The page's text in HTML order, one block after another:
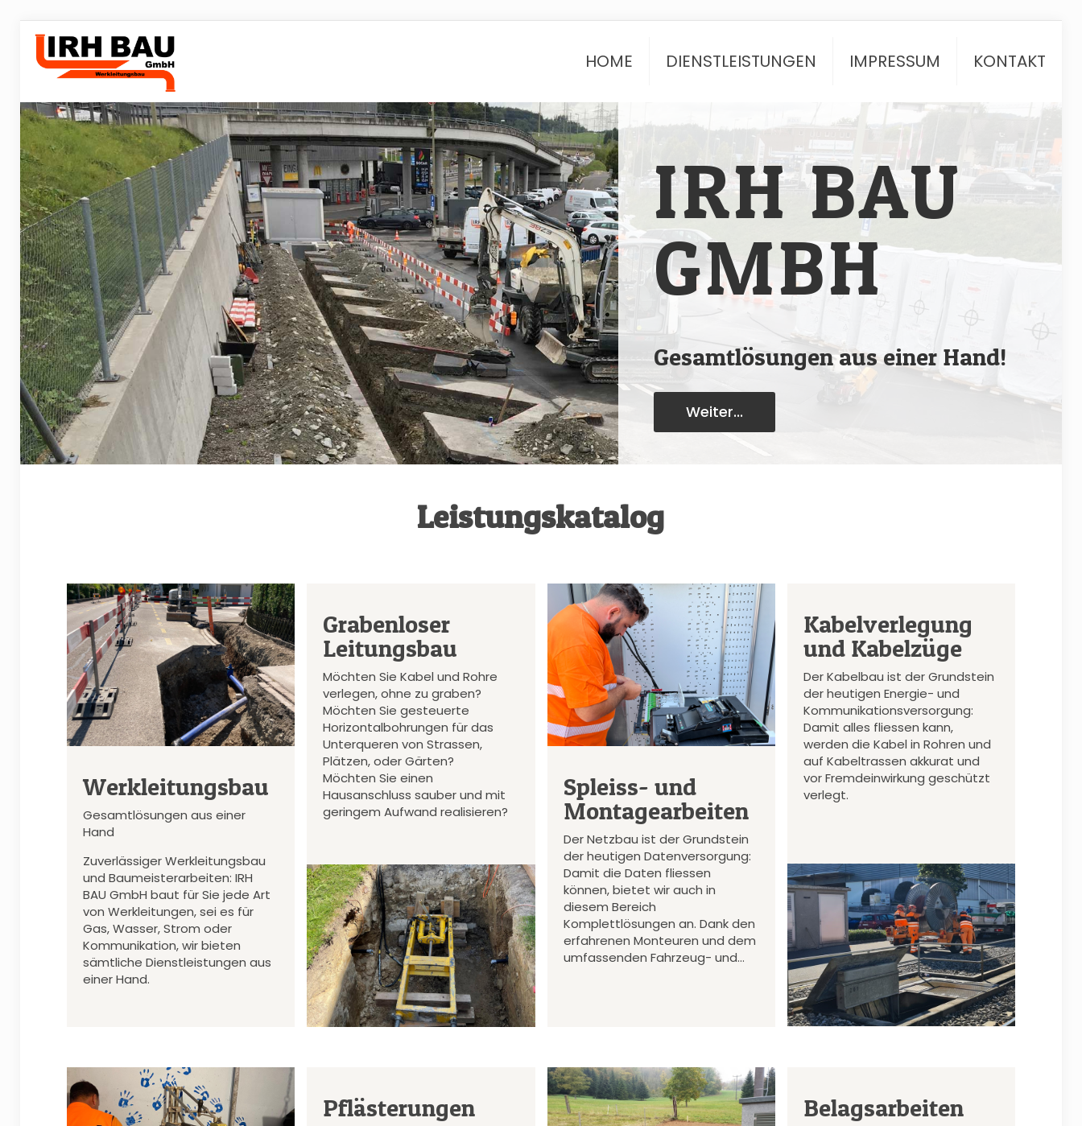
HOME DIENSTLEISTUNGEN IMPRESSUM KONTAKT
IRH BAU
GMBH
Gesamtlösungen aus einer Hand!
Weiter...
Leistungskatalog
Werkleitungsbau
Gesamtlösungen aus einer
Hand
Zuverlässiger Werkleitungsbau
und Baumeisterarbeiten: IRH
BAU GmbH baut für Sie jede Art
von Werkleitungen, sei es für
Gas, Wasser, Strom oder
Kommunikation, wir bieten
sämtliche Dienstleistungen aus
einer Hand.
Grabenloser
Leitungsbau
Möchten Sie Kabel und Rohre
verlegen, ohne zu graben?
Möchten Sie gesteuerte
Horizontalbohrungen für das
Unterqueren von Strassen,
Plätzen, oder Gärten?
Möchten Sie einen
Hausanschluss sauber und mit
geringem Aufwand realisieren?
Spleiss- und
Montagearbeiten
Der Netzbau ist der Grundstein
der heutigen Datenversorgung:
Damit die Daten fliessen
können, bietet wir auch in
diesem Bereich
Komplettlösungen an. Dank den
erfahrenen Monteuren und dem
umfassenden Fahrzeug- und…
Kabelverlegung
und Kabelzüge
Der Kabelbau ist der Grundstein
der heutigen Energie- und
Kommunikationsversorgung:
Damit alles fliessen kann,
werden die Kabel in Rohren und
auf Kabeltrassen akkurat und
vor Fremdeinwirkung geschützt
verlegt.
Pflästerungen Belagsarbeiten